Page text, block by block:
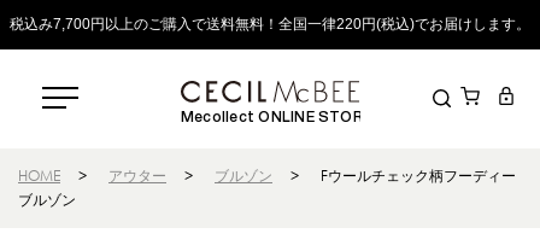
税込み7,700円以上のご購入で送料無料！全国一律220円(税込)でお届けします。
Mecollect ONLINE STORE
HOME > アウター > ブルゾン >
Fウールチェック柄フーディー
ブルゾン